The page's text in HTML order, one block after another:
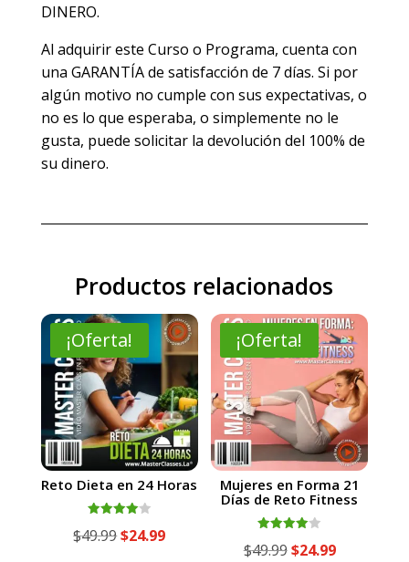
DINERO.
Al adquirir este Curso o Programa, cuenta con
una GARANTÍA de satisfacción de 7 días. Si por
algún motivo no cumple con sus expectativas, o
no es lo que esperaba, o simplemente no le
gusta, puede solicitar la devolución del 100% de
su dinero.
Productos relacionados
¡Oferta!
Reto Dieta en 24 Horas
con
$49.99El
$24.99El
¡Oferta!
Mujeres en Forma 21
Días de Reto Fitness
con
$49.99El
$24.99El